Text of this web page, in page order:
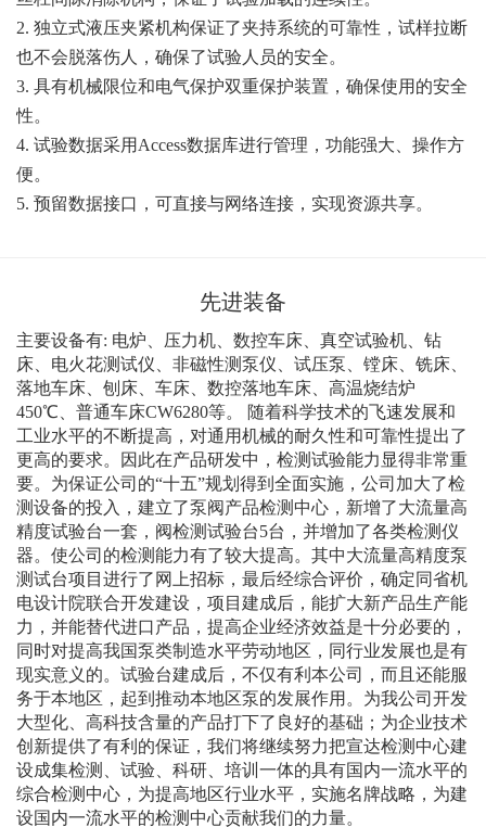
2. 独立式液压夹紧机构保证了夹持系统的可靠性，试样拉断
也不会脱落伤人，确保了试验人员的安全。
3. 具有机械限位和电气保护双重保护装置，确保使用的安全
性。
4. 试验数据采用Access数据库进行管理，功能强大、操作方
便。
5. 预留数据接口，可直接与网络连接，实现资源共享。
先进装备
主要设备有: 电炉、压力机、数控车床、真空试验机、钻
床、电火花测试仪、非磁性测泵仪、试压泵、镗床、铣床、
落地车床、刨床、车床、数控落地车床、高温烧结炉
450℃、普通车床CW6280等。 随着科学技术的飞速发展和
工业水平的不断提高，对通用机械的耐久性和可靠性提出了
更高的要求。因此在产品研发中，检测试验能力显得非常重
要。为保证公司的“十五”规划得到全面实施，公司加大了检
测设备的投入，建立了泵阀产品检测中心，新增了大流量高
精度试验台一套，阀检测试验台5台，并增加了各类检测仪
器。使公司的检测能力有了较大提高。其中大流量高精度泵
测试台项目进行了网上招标，最后经综合评价，确定同省机
电设计院联合开发建设，项目建成后，能扩大新产品生产能
力，并能替代进口产品，提高企业经济效益是十分必要的，
同时对提高我国泵类制造水平劳动地区，同行业发展也是有
现实意义的。试验台建成后，不仅有利本公司，而且还能服
务于本地区，起到推动本地区泵的发展作用。为我公司开发
大型化、高科技含量的产品打下了良好的基础；为企业技术
创新提供了有利的保证，我们将继续努力把宣达检测中心建
设成集检测、试验、科研、培训一体的具有国内一流水平的
综合检测中心，为提高地区行业水平，实施名牌战略，为建
设国内一流水平的检测中心贡献我们的力量。